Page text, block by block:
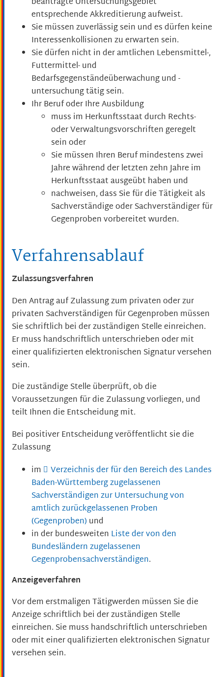
entsprechende Akkreditierung aufweist.
Sie müssen zuverlässig sein und es dürfen keine
Interessenkollisionen zu erwarten sein.
Sie dürfen nicht in der amtlichen Lebensmittel-,
Futtermittel- und
Bedarfsgegenständeüberwachung und -
untersuchung tätig sein.
Ihr Beruf oder Ihre Ausbildung
muss im Herkunftsstaat durch Rechts-
oder Verwaltungsvorschriften geregelt
sein oder
Sie müssen Ihren Beruf mindestens zwei
Jahre während der letzten zehn Jahre im
Herkunftsstaat ausgeübt haben und
nachweisen, dass Sie für die Tätigkeit als
Sachverständige oder Sachverständiger für
Gegenproben vorbereitet wurden.
Verfahrensablauf
Zulassungsverfahren
Den Antrag auf Zulassung zum privaten oder zur
privaten Sachverständigen für Gegenproben müssen
Sie schriftlich bei der zuständigen Stelle einreichen.
Er muss handschriftlich unterschrieben oder mit
einer qualifizierten elektronischen Signatur versehen
sein.
Die zuständige Stelle überprüft, ob die
Voraussetzungen für die Zulassung vorliegen, und
teilt Ihnen die Entscheidung mit.
Bei positiver Entscheidungveröffentlicht siedie
Zulassung
im
Verzeichnis der für den Bereich des Landes
Baden-Württemberg zugelassenen
Sachverständigen zur Untersuchung von
amtlich zurückgelassenen Proben
(Gegenproben) und
in der bundesweiten Liste der von den
Bundesländern zugelassenen
Gegenprobensachverständigen.
Anzeigeverfahren
Vor dem erstmaligen Tätigwerden müssen Sie die
Anzeige schriftlich bei der zuständigen Stelle
einreichen. Sie muss handschriftlich unterschrieben
oder mit einer qualifizierten elektronischen Signatur
versehen sein.